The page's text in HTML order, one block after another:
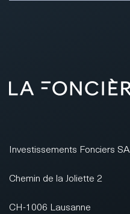
Investissements Fonciers SA
Chemin de la Joliette 2
CH-1006 Lausanne